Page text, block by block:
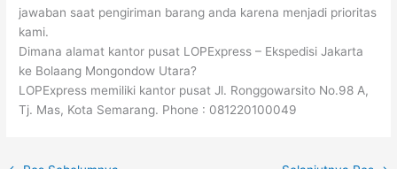
jawaban saat pengiriman barang anda karena menjadi prioritas
kami.
Dimana alamat kantor pusat LOPExpress – Ekspedisi Jakarta
ke Bolaang Mongondow Utara?
LOPExpress memiliki kantor pusat Jl. Ronggowarsito No.98 A,
Tj. Mas, Kota Semarang. Phone : 081220100049